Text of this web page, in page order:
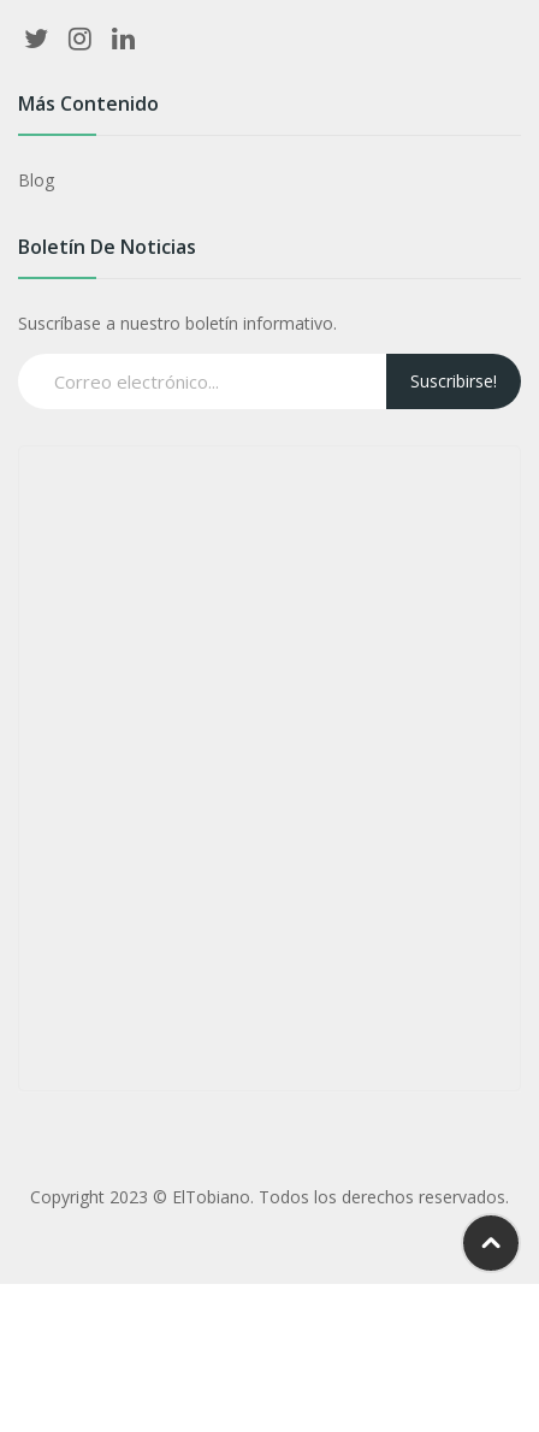
Más Contenido
Blog
Boletín De Noticias
Suscríbase a nuestro boletín informativo.
Suscribirse!
Copyright 2023 © ElTobiano. Todos los derechos reservados.